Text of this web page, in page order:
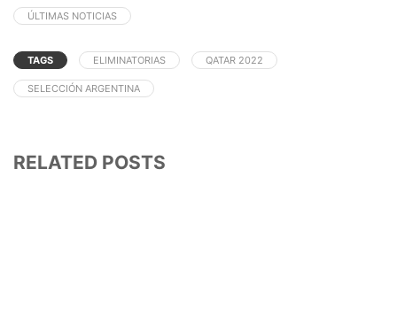
ÚLTIMAS NOTICIAS
TAGS ELIMINATORIAS QATAR 2022
SELECCIÓN ARGENTINA
RELATED POSTS